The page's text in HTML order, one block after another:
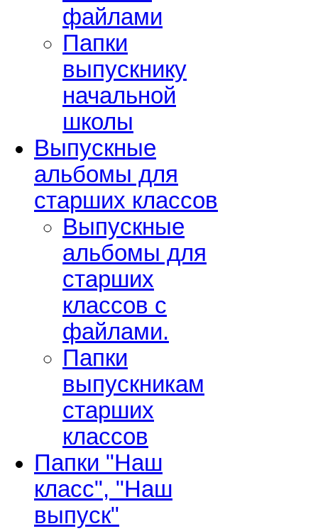
файлами
Папки
выпускнику
начальной
школы
Выпускные
альбомы для
старших классов
Выпускные
альбомы для
старших
классов с
файлами.
Папки
выпускникам
старших
классов
Папки "Наш
класс", "Наш
выпуск"